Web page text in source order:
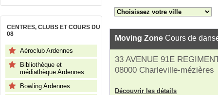
CENTRES, CLUBS ET COURS DU
08
Aéroclub Ardennes
Bibliothèque et
médiathèque Ardennes
Bowling Ardennes
Moving Zone Cours de
33 AVENUE 91E
08000 Charleville-mézières
Découvrir les détails